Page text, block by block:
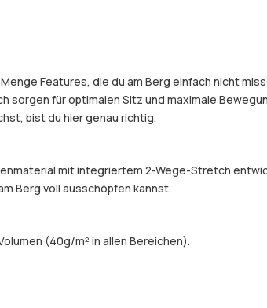
Features, die du am Berg einfach nicht
für optimalen Sitz und maximale
bist du hier genau richtig.
mit integriertem 2-Wege-Stretch
Berg voll ausschöpfen kannst.
(40g/m² in allen Bereichen).